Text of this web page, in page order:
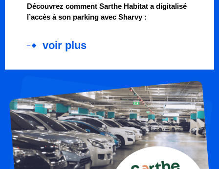
Découvrez comment Sarthe Habitat a digitalisé
l’accès à son parking avec Sharvy :
voir plus